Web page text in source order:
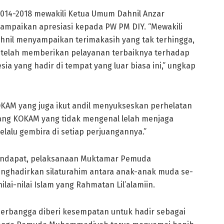
2018 mewakili Ketua Umum Dahnil Anzar
apresiasi kepada PW PM DIY. “Mewakili
menyampaikan terimakasih yang tak terhingga,
telah memberikan pelayanan terbaiknya terhadap
yang hadir di tempat yang luar biasa ini,” ungkap
yang juga ikut andil menyukseskan perhelatan
KOKAM yang tidak mengenal lelah menjaga
gembira di setiap perjuangannya.”
pelaksanaan Muktamar Pemuda
silaturahim antara anak-anak muda se-
nilai Islam yang Rahmatan Lil’alamiin.
diberi kesempatan untuk hadir sebagai